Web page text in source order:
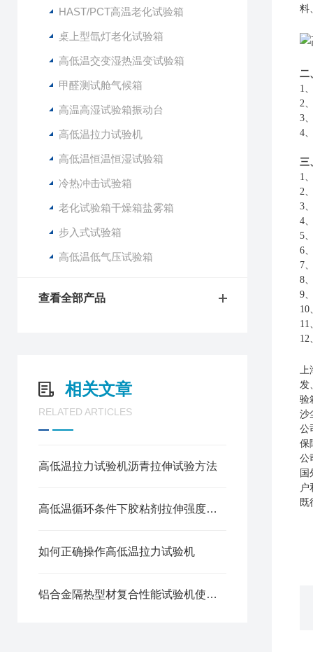
HAST/PCT高温老化试验箱
桌上型氙灯老化试验箱
高低温交变湿热温变试验箱
甲醛测试舱气候箱
高温高湿试验箱振动台
高低温拉力试验机
高低温恒温恒湿试验箱
冷热冲击试验箱
老化试验箱干燥箱盐雾箱
步入式试验箱
高低温低气压试验箱
查看全部产品
相关文章
RELATED ARTICLES
高低温拉力试验机沥青拉伸试验方法
高低温循环条件下胶粘剂拉伸强度测试方法
如何正确操作高低温拉力试验机
铝合金隔热型材复合性能试验机使用方法
料
二
1
2
3
4
三
1
2
3
4
5
6
7
8
9
10
11
12
上
发
验
沙
公
保
公
户
既